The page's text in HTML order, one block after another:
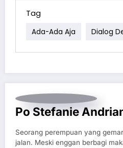
Tag
Ada-Ada Aja Dialog
Po Stefanie
Seorang perempuan yang
jalan. Meski enggan berbagi